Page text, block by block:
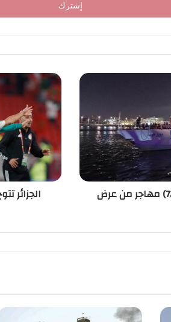
حرس السواحل الليبي ينقذ (72) مهاجر من عرض الجزائر